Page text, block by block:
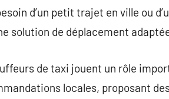
d’un petit trajet en ville ou
solution de déplacement
de taxi jouent un rôle
locales, proposant